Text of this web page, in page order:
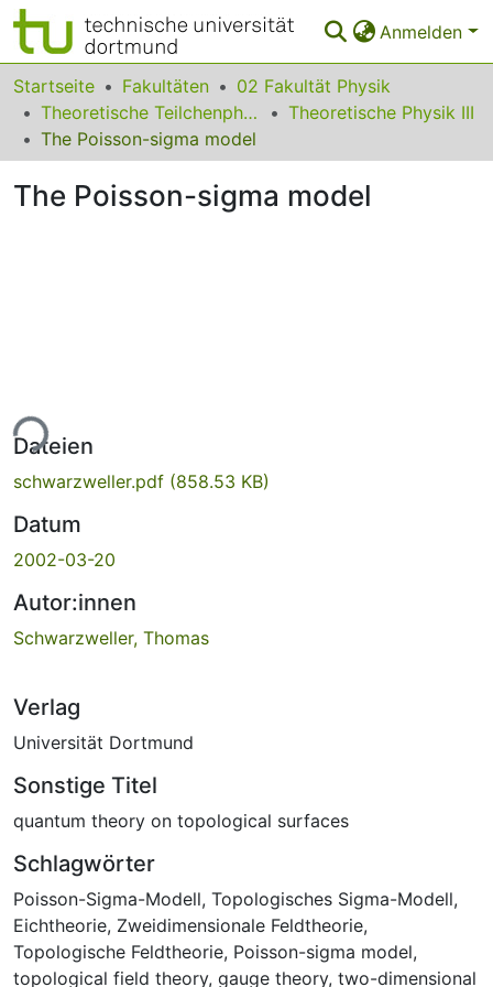
Anmelden
Bereiche & Sammlungen
Das gesamte Repositorium
Startseite Fakultäten
02 Fakultät Physik
Theoretische Teilchenphysik
Theoretische Physik III
The Poisson-sigma model
The Poisson-sigma model
Dateien
schwarzweller.pdf (858.53 KB)
Datum
2002-03-20
Autor:innen
Schwarzweller, Thomas
Verlag
Universität Dortmund
Sonstige Titel
quantum theory on topological surfaces
Schlagwörter
Poisson-Sigma-Modell, Topologisches Sigma-Modell,
Eichtheorie, Zweidimensionale Feldtheorie,
Topologische Feldtheorie, Poisson-sigma model,
topological field theory, gauge theory, two-dimensional